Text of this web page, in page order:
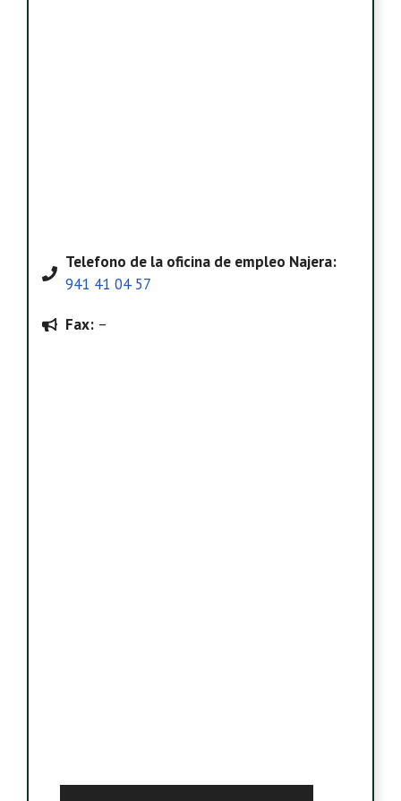
Telefono de la oficina de empleo Najera:
941 41 04 57
Fax: –